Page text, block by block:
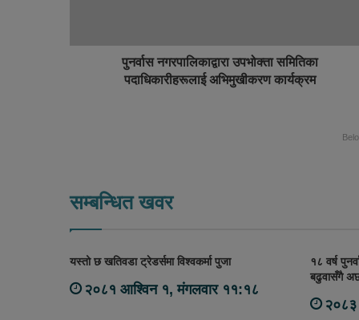
पुनर्वास नगरपालिकाद्वारा उपभोक्ता समितिका
पदाधिकारीहरूलाई अभिमुखीकरण कार्यक्रम
सम्बन्धित खवर
यस्तो छ खतिवडा ट्रेडर्समा विश्वकर्मा पुजा
२०८१ आश्विन १, मंगलवार ११:१८
१८ वर्ष
बढुवासँगै